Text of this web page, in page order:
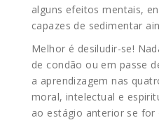
alguns efeitos mentais,
capazes de sedimentar
Melhor é desiludir-se!
de condão ou em passe
a aprendizagem nas
moral, intelectual e
ao estágio anterior se for